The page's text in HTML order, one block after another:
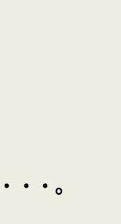
・・。